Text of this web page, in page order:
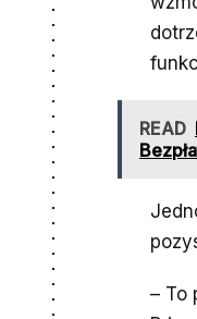
READ
– To